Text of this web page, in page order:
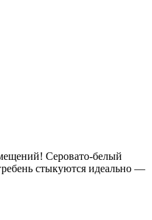
Серовато-белый
стыкуются идеально —